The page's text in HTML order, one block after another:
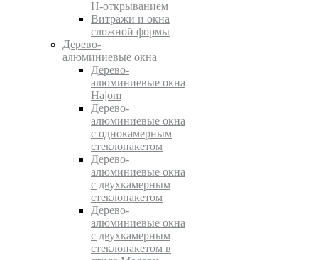
Н-открыванием
Витражи и окна
сложной формы
Дерево-
алюминиевые окна
Дерево-
алюминиевые окна
Hajom
Дерево-
алюминиевые окна
с однокамерным
стеклопакетом
Дерево-
алюминиевые окна
с двухкамерным
стеклопакетом
Дерево-
алюминиевые окна
с двухкамерным
стеклопакетом в